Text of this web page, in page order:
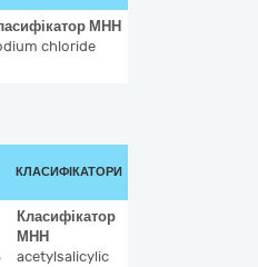
МНН
chloride
КЛАСИФІКАТОРИ
Класифікатор
МНН
acetylsalicylic